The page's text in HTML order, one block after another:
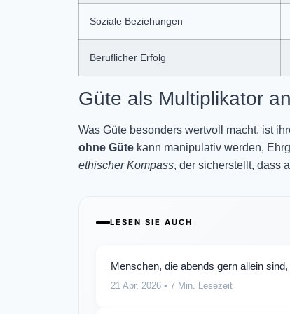
Soziale Beziehungen
Beruflicher Erfolg
Güte als Multiplikator
Was Güte besonders wertvoll macht, ist
ohne Güte kann manipulativ werden,
ethischer Kompass, der sicherstellt, dass
LESEN SIE AUCH
Menschen, die abends gern allein
21 Apr. 2026 • 7 Min. Lesezeit